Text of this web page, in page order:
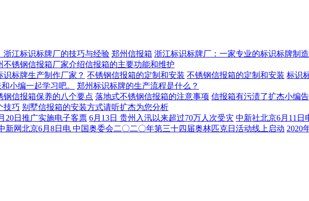
浙江标识标牌厂的技巧与经验 郑州信报箱 浙江标识标牌厂：一家专业的标识标牌制
不锈钢信报箱厂家介绍信报箱的主要功能和维护
标牌生产制作厂家？ 不锈钢信报箱的定制和安装 不锈钢信报箱的定制和安装 标识
小编一起学习吧。
郑州标识标牌的生产流程是什么？
钢信报箱保养的八个要点 落地式不锈钢信报箱的注意事项 信报箱有污渍了扩杰小编
技巧 别墅信报箱的安装方式请听扩杰为您分析
20日推广实施电子客票 6月13日 贵州入汛以来超过70万人次受灾 中新社北京6月11
新网北京6月8日电 中国奥委会二〇二〇年第三十四届奥林匹克日活动线上启动 2020